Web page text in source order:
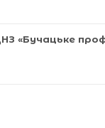
«Бучацьке